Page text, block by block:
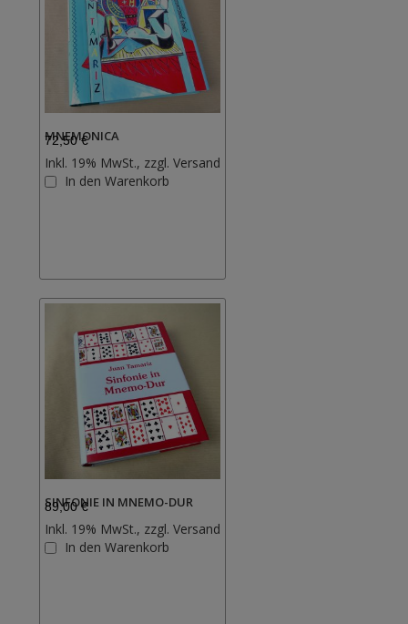
MNEMONICA
72,50 €
Inkl. 19% MwSt., zzgl. Versand
In den Warenkorb
SINFONIE IN MNEMO-DUR
89,00 €
Inkl. 19% MwSt., zzgl. Versand
In den Warenkorb